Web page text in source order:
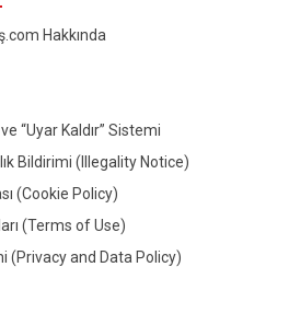
Hakkında
“Uyar Kaldır” Sistemi
Bildirimi (Illegality Notice)
(Cookie Policy)
(Terms of Use)
(Privacy and Data Policy)